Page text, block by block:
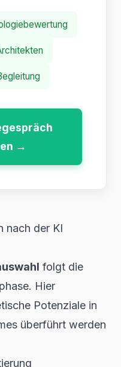
→
nach der KI
folgt die
Hier
Potenziale in
überführt werden